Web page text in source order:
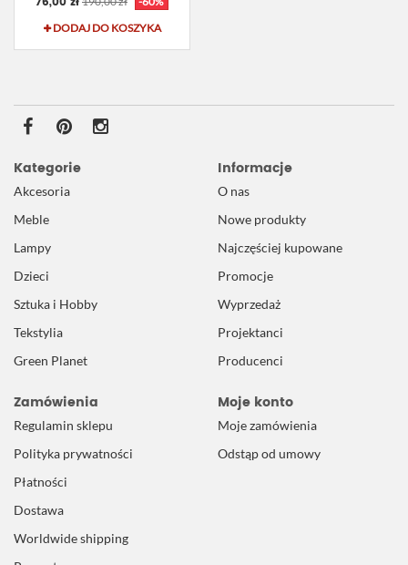
DODAJ DO KOSZYKA
Kategorie
Akcesoria
Meble
Lampy
Dzieci
Sztuka i Hobby
Tekstylia
Green Planet
Informacje
O nas
Nowe produkty
Najczęściej kupowane
Promocje
Wyprzedaż
Projektanci
Producenci
Zamówienia
Regulamin sklepu
Polityka prywatności
Płatności
Dostawa
Worldwide shipping
Moje konto
Moje zamówienia
Odstąp od umowy